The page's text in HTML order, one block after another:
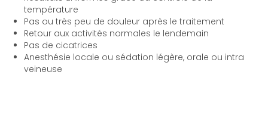
température
Pas ou très peu de douleur après le traitement
Retour aux activités normales le lendemain
Pas de cicatrices
Anesthésie locale ou sédation légère, orale ou intra
veineuse